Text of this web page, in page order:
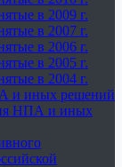
в 2009 г.
в 2007 г.
в 2006 г.
в 2005 г.
в 2004 г.
и иных решений
НПА и иных